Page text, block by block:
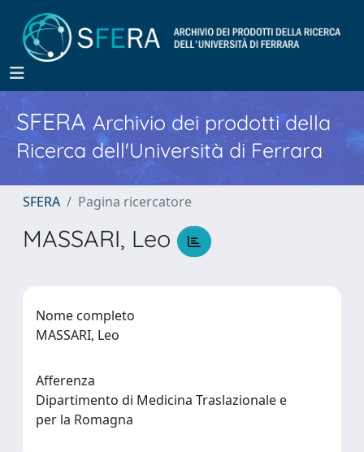
SFERA Archivio dei prodotti della
Ricerca dell'Università di Ferrara
SFERA Pagina ricercatore
MASSARI, Leo
Nome completo
MASSARI, Leo
Afferenza
Dipartimento di Medicina Traslazionale e
per la Romagna